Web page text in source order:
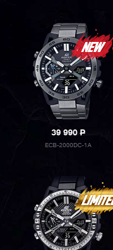
39 990P
ECB-2000DC-1A